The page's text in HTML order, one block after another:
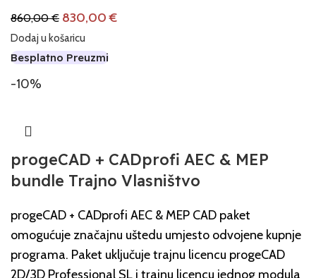
860,00€ 830,00€
Dodaj u košaricu
Besplatno Preuzmi
-10%
progeCAD + CADprofi AEC & MEP
bundle Trajno Vlasništvo
progeCAD + CADprofi AEC & MEP CAD paket
omogućuje značajnu uštedu umjesto odvojene kupnje
programa. Paket uključuje trajnu licencu progeCAD
2D/3D Professional SL i trajnu licencu jednog modula